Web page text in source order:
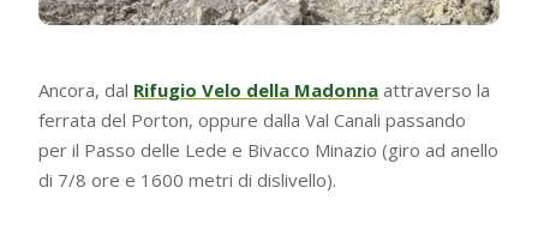
Ancora, dal Rifugio Velo della Madonna attraverso la
ferrata del Porton, oppure dalla Val Canali passando
per il Passo delle Lede e Bivacco Minazio (giro ad anello
di 7/8 ore e 1600 metri di dislivello).